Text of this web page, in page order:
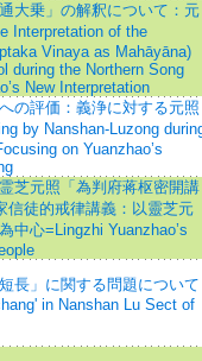
大乗」の解釈について：元
Interpretation of the
Vinaya as Mahāyāna)
during the Northern Song
New Interpretation
の評価：義浄に対する元照
by Nanshan-Luzong
on Yuanzhao’s
芝元照「為判府蒋枢密開講
信徒的戒律講義：以靈芝元
中心=Lingzhi Yuanzhao’s
長」に関する問題について
in Nanshan Lu Sect of